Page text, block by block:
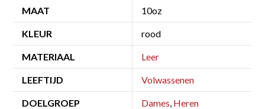
MAAT 10oz
KLEUR rood
MATERIAAL Leer
LEEFTIJD Volwassenen
DOELGROEP Dames Heren